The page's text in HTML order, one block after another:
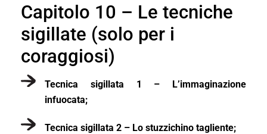
Capitolo 10 – Le tecniche
sigillate (solo per i
coraggiosi)
Tecnica sigillata 1 – L’immaginazione
infuocata;
Tecnica sigillata 2 – Lo stuzzichino tagliente;